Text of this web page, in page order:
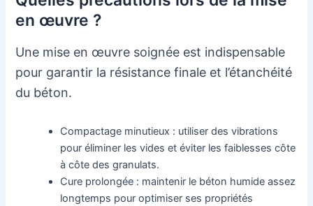
en œuvre ?
Une mise en œuvre soignée est indispensable
pour garantir la résistance finale et l’étanchéité
du béton.
Compactage minutieux : utiliser des vibrations
pour éliminer les vides et éviter les faiblesses côte
à côte des granulats.
Cure prolongée : maintenir le béton humide assez
longtemps pour optimiser ses propriétés